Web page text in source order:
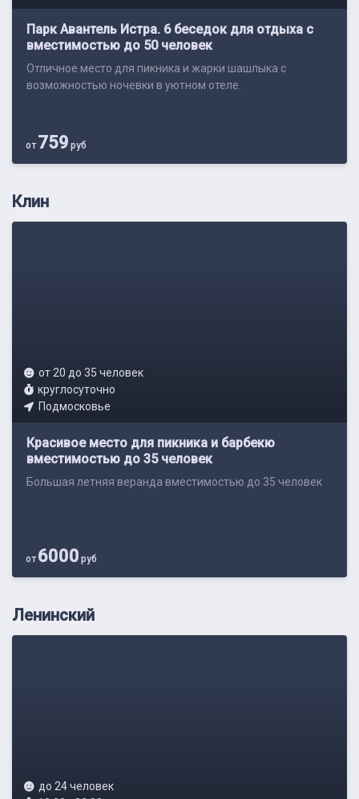
Парк Авантель Истра. 6 беседок для отдыха с
вместимостью до 50 человек
Отличное место для пикника и жарки шашлыка с
возможностью ночевки в уютном отеле.
от759 руб
Клин
от 20 до 35 человек
круглосуточно
Подмосковье
Красивое место для пикника и барбекю
вместимостью до 35 человек
Большая летняя веранда вместимостью до 35 человек
от6000 руб
Ленинский
до 24 человек